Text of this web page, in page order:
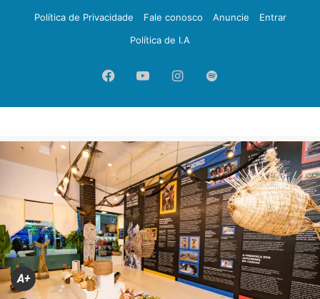
Política de Privacidade
Fale conosco Anuncie
Entrar
Política de I.A
FacebookYouTubeInstagram
Spotify
A+